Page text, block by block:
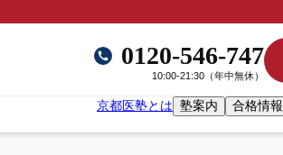
京都医塾とは 塾案内 合格情報
0120-546-747
10:00-21:30（年中無休）